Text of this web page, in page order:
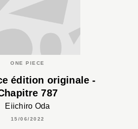
ONE PIECE
édition originale -
787
Eiichiro Oda
15/06/2022